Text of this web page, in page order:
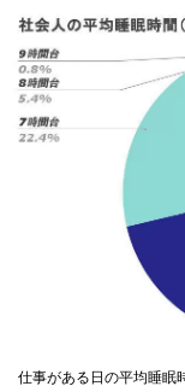
仕事がある日の平均睡眠